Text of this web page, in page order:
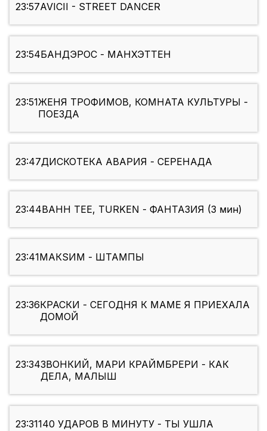
23:57AVICII - STREET DANCER
23:54БАНДЭРОС - МАНХЭТТЕН
23:51ЖЕНЯ ТРОФИМОВ, КОМНАТА КУЛЬТУРЫ -
ПОЕЗДА
23:47ДИСКОТЕКА АВАРИЯ - СЕРЕНАДА
23:44BAHH TEE, TURKEN - ФАНТАЗИЯ (3 мин)
23:41МАКSИМ - ШТАМПЫ
23:36КРАСКИ - СЕГОДНЯ К МАМЕ Я ПРИЕХАЛА
ДОМОЙ
23:34ЗВОНКИЙ, МАРИ КРАЙМБРЕРИ - КАК
ДЕЛА, МАЛЫШ
23:31140 УДАРОВ В МИНУТУ - ТЫ УШЛА